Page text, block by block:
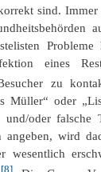
sind.
Probleme
eines
zu
Müller“ oder
und/oder falsche
angeben, wird
wesentlich
[8]